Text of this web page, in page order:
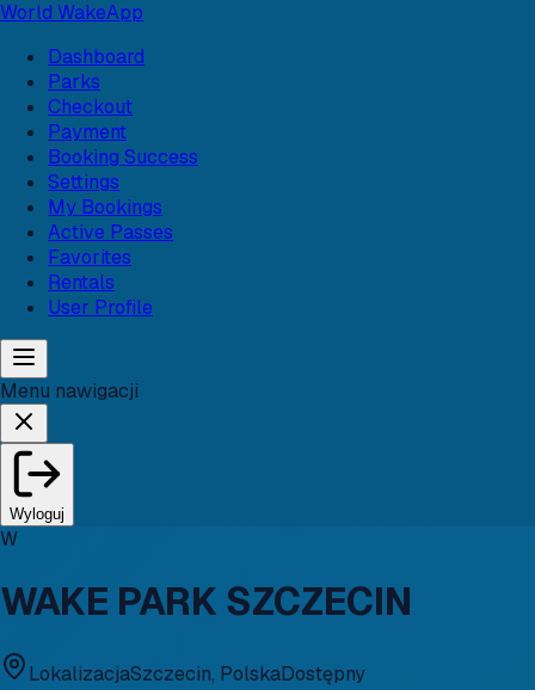
World WakeApp
Dashboard
Parks
Checkout
Payment
Booking Success
Settings
My Bookings
Active Passes
Favorites
Rentals
User Profile
Menu nawigacji
Wyloguj
W
WAKE PARK SZCZECIN
LokalizacjaSzczecin, PolskaDostępny